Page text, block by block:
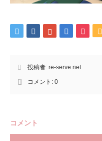
投稿者: re-serve.net
コメント: 0
コメント